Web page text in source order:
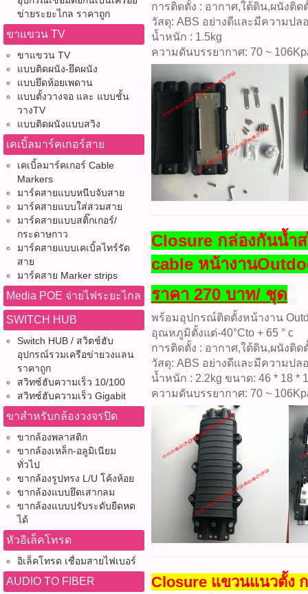
ข่ายระยะไกล ราคาถูก
ขาแขวน TV
ขาแขวน TV
แบบติดผนัง-ยึดผนัง
แบบยึดห้อยเพดาน
แบบตั้งวางจอ และ แบบชั้น
วางTV
แบบติดผนังแบบสวิง
เคเบิ้ลมาร์คเกอร์สาย
เคเบิ้ลมาร์คเกอร์ Cable
Markers
มาร์คสายแบบหนีบจับสาย
มาร์คสายแบบใส่สวมสาย
มาร์คสายแบบสติ๊กเกอร์/
กระดาษกาว
มาร์คสายแบบเคเบิ้ลไทร์รัด
สาย
มาร์คสาย Marker strips
Media POE จ่ายไฟระยะไกล
SWITCH HUB
Switch HUB / สวิตช์ฮับ
อุปกรณ์รวมเครือข่ายวงแลน
ราคาถูก
สวิทซ์ฮับความเร็ว 10/100
สวิทซ์ฮับความเร็ว Gigabit
ขาสำหรับกล้องวงจรปิด
ขากล้องพลาสติก
ขากล้องเหล็ก-อลูมิเนียม
ทั่วไป
ขากล้องรูปทรง L/U โค้งห้อย
ขากล้องแบบยึดเสากลม
ขากล้องแบบปรับระดับยืดหด
ได้
หัวอิเล็คโทรด
อิเล็คโทรด เชื่อมสายไฟเบอร์
AUDIO TO FIBER
การติดตั้ง : อากาศ,ใต้ดิน,ผนังติ
วัสดุ: ABS อย่างดีและมีความปล
น้ำหนัก : 1.5kg
ความดันบรรยากาศ: 70 ~
Closure กล่องกันน้ำ
cable หน้างาน
ราคา 270 บาท/ ชุด
พร้อมอุปกรณ์ติดตั้งหน้างาน
อุณหภูมิตั้งแต่-40°Cto + 65 ° c
การติดตั้ง : อากาศ,ใต้ดิน,ผนังติ
วัสดุ: ABS อย่างดีและมีความปล
น้ำหนัก : 2.2kg ขนาด: 46 * 18 *
ความดันบรรยากาศ: 70 ~
Closure แขวนแนวตั้ง